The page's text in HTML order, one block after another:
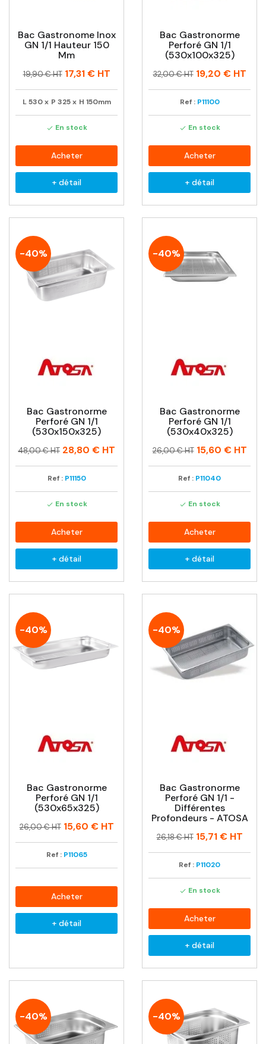
Bac Gastronome Inox
GN 1/1 Hauteur 150
Mm
Prix
Prix
19,90 € HT 17,31 €HT
L 530 x P 325 x H 150mm
 En stock
Acheter
+ détail
Bac Gastronorme
Perforé GN 1/1
(530x100x325)
Prix
Prix
32,00 € HT 19,20 €HT
Ref : P11100
 En stock
Acheter
+ détail
-40%
Bac Gastronorme
Perforé GN 1/1
(530x150x325)
Prix
Prix
48,00 € HT 28,80 € HT
Ref : P11150
 En stock
Acheter
+ détail
-40%
Bac Gastronorme
Perforé GN 1/1
(530x40x325)
Prix
Prix
26,00 € HT 15,60 €HT
Ref : P11040
 En stock
Acheter
+ détail
-40%
Bac Gastronorme
Perforé GN 1/1
(530x65x325)
Prix
Prix
26,00 € HT 15,60 €HT
Ref : P11065
Acheter
+ détail
-40%
Bac Gastronorme
Perforé GN 1/1 -
Différentes
Profondeurs - ATOSA
Prix
Prix
26,18 € HT 15,71 €HT
Ref : P11020
 En stock
Acheter
+ détail
-40% -40%